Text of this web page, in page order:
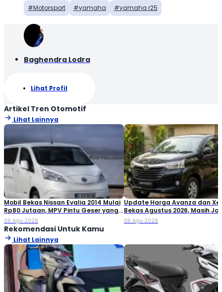
Motorsport yamaha yamaha r25
Baghendra Lodra
Lihat Profil
Artikel Tren Otomotif
Lihat Lainnya
Mobil Bekas Nissan Evalia 2014 Mulai
Rp80 Jutaan, MPV Pintu Geser yang
Masih Layak Dibeli?
06 Agu 2026
Update Harga Avanza dan
Bekas Agustus 2026, Masih
Keluarga Favorit!
06 Agu 2026
Rekomendasi Untuk Kamu
Lihat Lainnya